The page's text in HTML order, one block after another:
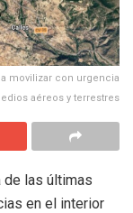
a movilizar con urgencia
aéreos y terrestres
las últimas
en el interior